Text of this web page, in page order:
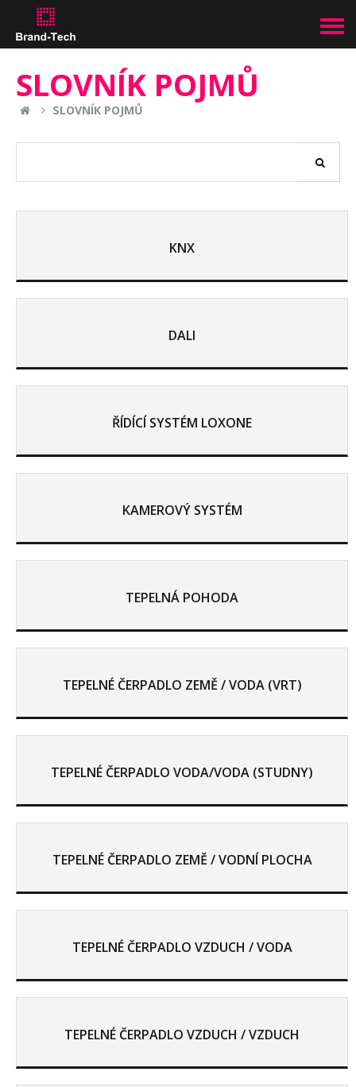
SLOVNÍK POJMŮ
SLOVNÍK POJMŮ
KNX
DALI
ŘÍDÍCÍ SYSTÉM LOXONE
KAMEROVÝ SYSTÉM
TEPELNÁ POHODA
TEPELNÉ ČERPADLO ZEMĚ / VODA (VRT)
TEPELNÉ ČERPADLO VODA/VODA (STUDNY)
TEPELNÉ ČERPADLO ZEMĚ / VODNÍ PLOCHA
TEPELNÉ ČERPADLO VZDUCH / VODA
TEPELNÉ ČERPADLO VZDUCH / VZDUCH